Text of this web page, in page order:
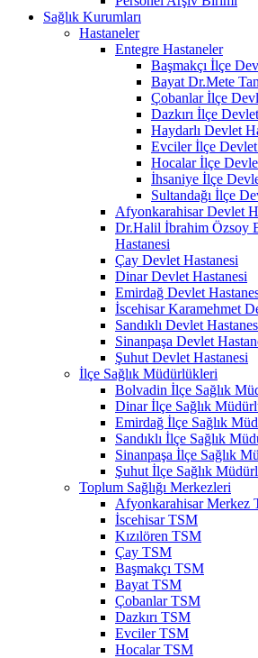
Sağlık Kurumları
Hastaneler
Entegre Hastaneler
Başmakçı İlçe
Bayat Dr.Mete
Çobanlar İlçe
Dazkırı İlçe
Haydarlı Devlet
Evciler İlçe Devlet
Hocalar İlçe
İhsaniye İlçe
Sultandağı İlçe
Afyonkarahisar Devlet
Dr.Halil İbrahim Özsoy
Hastanesi
Çay Devlet Hastanesi
Dinar Devlet Hastanesi
Emirdağ Devlet
İscehisar Karamehmet
Sandıklı Devlet
Sinanpaşa Devlet
Şuhut Devlet Hastanesi
İlçe Sağlık Müdürlükleri
Bolvadin İlçe Sağlık
Dinar İlçe Sağlık
Emirdağ İlçe Sağlık
Sandıklı İlçe Sağlık
Sinanpaşa İlçe Sağlık
Şuhut İlçe Sağlık
Toplum Sağlığı Merkezleri
Afyonkarahisar Merkez
İscehisar TSM
Kızılören TSM
Çay TSM
Başmakçı TSM
Bayat TSM
Çobanlar TSM
Dazkırı TSM
Evciler TSM
Hocalar TSM